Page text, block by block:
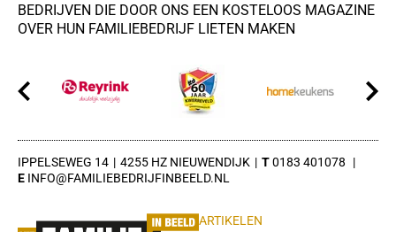
BEDRIJVEN DIE DOOR ONS EEN KOSTELOOS MAGAZINE
OVER HUN FAMILIEBEDRIJF LIETEN MAKEN
IPPELSEWEG 14 4255 HZ NIEUWENDIJK
0183 401078
INFO@FAMILIEBEDRIJFINBEELD.NL
ARTIKELEN